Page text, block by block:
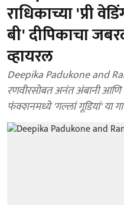
राधिकाच्या 'प्री
बी' दीपिकाचा
व्हायरल
Deepika Padukone and
रणवीरसोबत अनंत अंबानी आणि
फंक्शनमध्ये 'गल्लां गूडियां' या